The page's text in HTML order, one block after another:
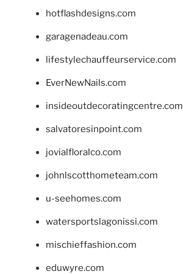
hotflashdesigns.com
garagenadeau.com
lifestylechauffeurservice.com
EverNewNails.com
insideoutdecoratingcentre.com
salvatoresinpoint.com
jovialfloralco.com
johnlscotthometeam.com
u-seehomes.com
watersportslagonissi.com
mischieffashion.com
eduwyre.com